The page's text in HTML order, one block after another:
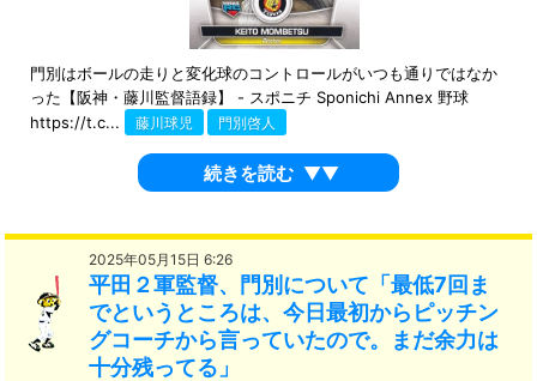
門別はボールの走りと変化球のコントロールがいつも通りではなか
った【阪神・藤川監督語録】 - スポニチ Sponichi Annex 野球
https://t.c...
藤川球児 門別啓人
続きを読む ▼▼
2025年05月15日 6:26
平田２軍監督、門別について「最低7回ま
でというところは、今日最初からピッチン
グコーチから言っていたので。まだ余力は
十分残ってる」